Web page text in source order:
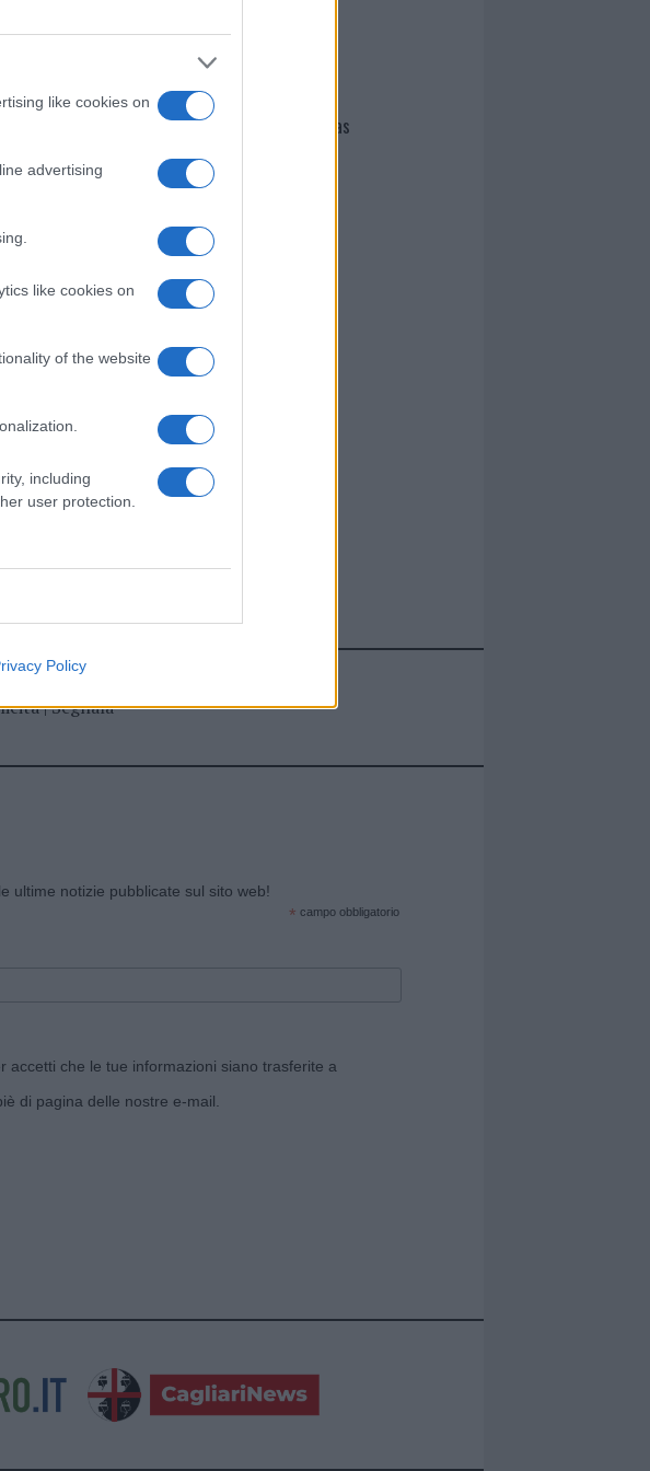
like cookies on
advertising
like cookies on
of the website
including
user protection.
Policy
I nostri cari
Giovannimaria Cabras
|Segnala
ultime notizie pubblicate sul sito web!
* campo obbligatorio
accetti che le tue informazioni siano trasferite a
di pagina delle nostre e-mail.